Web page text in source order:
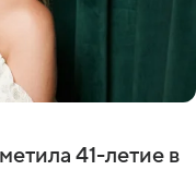
41-летие в